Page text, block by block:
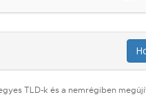
TLD-k és a nemrégiben